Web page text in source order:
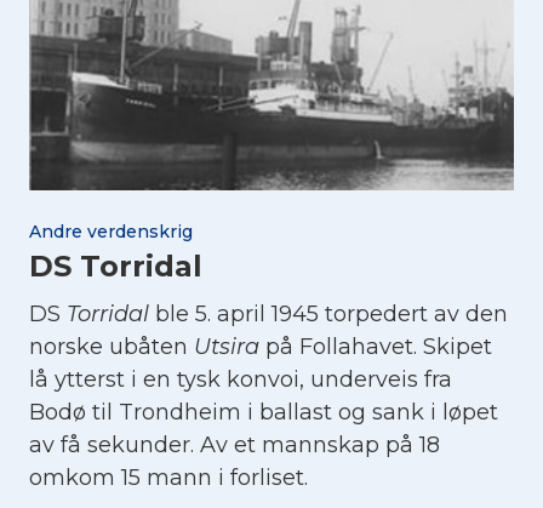
Andre verdenskrig
DS Torridal
DS Torridal ble 5. april 1945 torpedert av den
norske ubåten Utsira på Follahavet. Skipet
lå ytterst i en tysk konvoi, underveis fra
Bodø til Trondheim i ballast og sank i løpet
av få sekunder. Av et mannskap på 18
omkom 15 mann i forliset.